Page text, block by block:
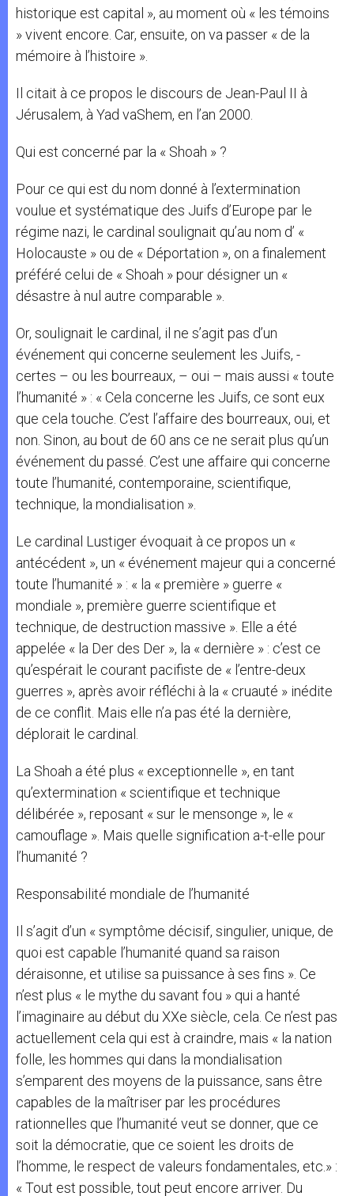
historique est capital », au moment où « les témoins
» vivent encore. Car, ensuite, on va passer « de la
mémoire à l’histoire ».
Il citait à ce propos le discours de Jean-Paul II à
Jérusalem, à Yad vaShem, en l’an 2000.
Qui est concerné par la « Shoah » ?
Pour ce qui est du nom donné à l’extermination
voulue et systématique des Juifs d’Europe par le
régime nazi, le cardinal soulignait qu’au nom d’ «
Holocauste » ou de « Déportation », on a finalement
préféré celui de « Shoah » pour désigner un «
désastre à nul autre comparable ».
Or, soulignait le cardinal, il ne s’agit pas d’un
événement qui concerne seulement les Juifs, -
certes – ou les bourreaux, – oui – mais aussi « toute
l’humanité » : « Cela concerne les Juifs, ce sont eux
que cela touche. C’est l’affaire des bourreaux, oui, et
non. Sinon, au bout de 60 ans ce ne serait plus qu’un
événement du passé. C’est une affaire qui concerne
toute l’humanité, contemporaine, scientifique,
technique, la mondialisation ».
Le cardinal Lustiger évoquait à ce propos un «
antécédent », un « événement majeur qui a concerné
toute l’humanité » : « la « première » guerre «
mondiale », première guerre scientifique et
technique, de destruction massive ». Elle a été
appelée « la Der des Der », la « dernière » : c’est ce
qu’espérait le courant pacifiste de « l’entre-deux
guerres », après avoir réfléchi à la « cruauté » inédite
de ce conflit. Mais elle n’a pas été la dernière,
déplorait le cardinal.
La Shoah a été plus « exceptionnelle », en tant
qu’extermination « scientifique et technique
délibérée », reposant « sur le mensonge », le «
camouflage ». Mais quelle signification a-t-elle pour
l’humanité ?
Responsabilité mondiale de l’humanité
Il s’agit d’un « symptôme décisif, singulier, unique, de
quoi est capable l’humanité quand sa raison
déraisonne, et utilise sa puissance à ses fins ». Ce
n’est plus « le mythe du savant fou » qui a hanté
l’imaginaire au début du XXe siècle, cela. Ce n’est pas
actuellement cela qui est à craindre, mais « la nation
folle, les hommes qui dans la mondialisation
s’emparent des moyens de la puissance, sans être
capables de la maîtriser par les procédures
rationnelles que l’humanité veut se donner, que ce
soit la démocratie, que ce soient les droits de
l’homme, le respect de valeurs fondamentales, etc.» :
« Tout est possible, tout peut encore arriver. Du